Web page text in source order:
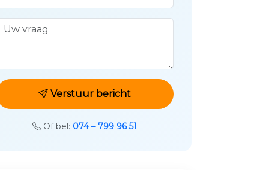
Uw vraag
Verstuur bericht
Of bel: 074 – 799 96 51